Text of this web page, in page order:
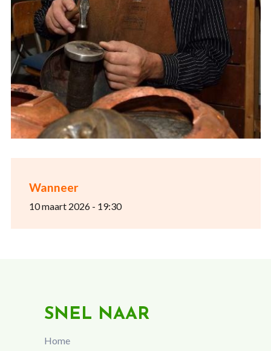
Wanneer
10 maart 2026 - 19:30
SNEL NAAR
Home